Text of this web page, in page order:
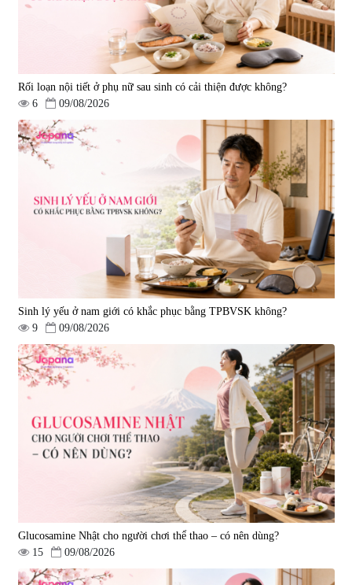
Tẩy tế bào chết Nichiei Bussan
Nano NMN+ Peeling Gel
1.490.000 đ
Viên uống hỗ trợ bền thành
mạch, ngừa tai biến Elastin Plus
& Nattokinase Hokoen 80 viên
|0
980.000 đ
Viên uống bổ gan Ribeto Shoji
Hepaclean 60 viên
690.000 đ
Viên uống hỗ trợ cải thiện thoát
vị đĩa đệm Kyoto Has 30 viên
|14.560
1.600.000 đ
Viên uống hỗ trợ giấc ngủ Fujina
Viên uống phòng ngừa & hỗ trợ
Rối loạn nội tiết ở phụ nữ sau sinh có cải thiện được không?
6
09/08/2026
Sinh lý yếu ở nam giới có khắc phục bằng TPBVSK không?
9
09/08/2026
Glucosamine Nhật cho người chơi thể thao – có nên dùng?
15
09/08/2026